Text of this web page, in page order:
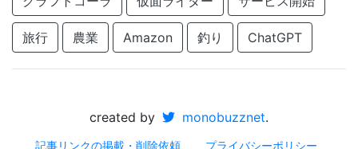
旅行 農業 Amazon 釣り ChatGPT
created by monobuzznet.
記事リンクの掲載・削除依頼 プライバシーポリシー